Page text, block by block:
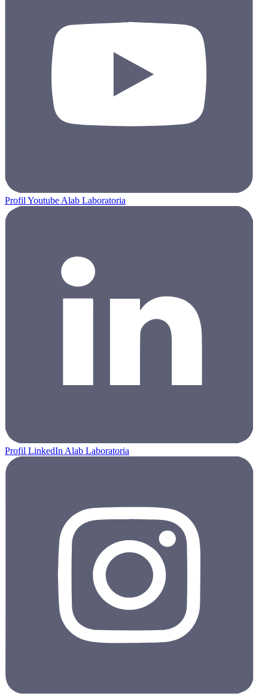
Profil Youtube Alab Laboratoria
Profil LinkedIn Alab Laboratoria